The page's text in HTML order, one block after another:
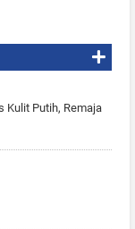
Kulit Putih, Remaja